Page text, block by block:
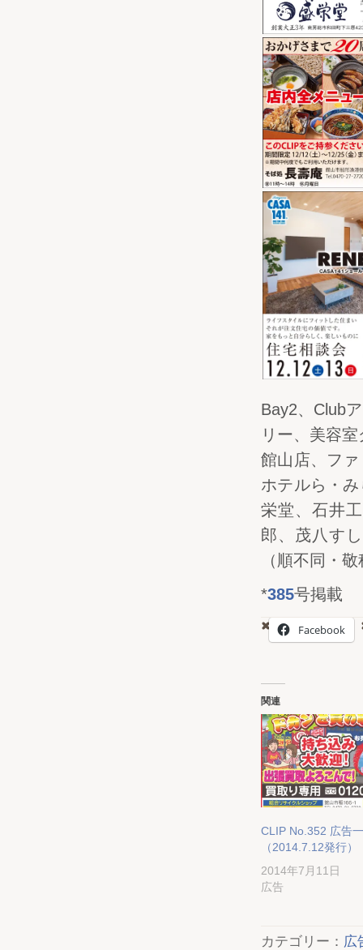
Bay2、Club
リー、美容
館山店、フ
ホテルら・
栄堂、石井
郎、茂八す
（順不同・
*385号掲載
Facebook
関連
CLIP No.352 広告
（2014.7.12発行）
2014年7月11日
広告
カテゴリー： 広